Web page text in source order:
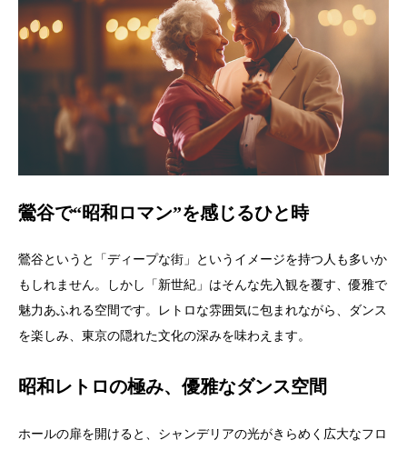
鶯谷で“昭和ロマン”を感じるひと時
鶯谷というと「ディープな街」というイメージを持つ人も多いか
もしれません。しかし「新世紀」はそんな先入観を覆す、優雅で
魅力あふれる空間です。レトロな雰囲気に包まれながら、ダンス
を楽しみ、東京の隠れた文化の深みを味わえます。
昭和レトロの極み、優雅なダンス空間
ホールの扉を開けると、シャンデリアの光がきらめく広大なフロ